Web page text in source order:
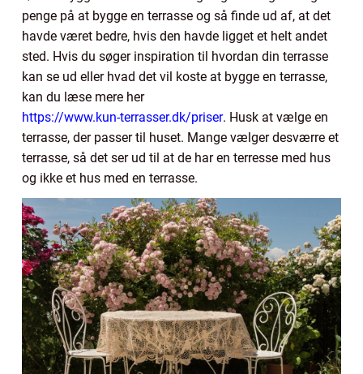
penge på at bygge en terrasse og så finde ud af, at det
havde været bedre, hvis den havde ligget et helt andet
sted. Hvis du søger inspiration til hvordan din terrasse
kan se ud eller hvad det vil koste at bygge en terrasse,
kan du læse mere her
https://www.kun-terrasser.dk/priser. Husk at vælge en
terrasse, der passer til huset. Mange vælger desværre et
terrasse, så det ser ud til at de har en terresse med hus
og ikke et hus med en terrasse.